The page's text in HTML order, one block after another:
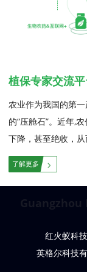
植保专家交流
农业作为我国的第
的“压舱石”。近年,
下降，甚至绝收，
在农药使用上缺乏
法准确识别农药特
虫害问题更加难以
红火蚁科
英格尔科技